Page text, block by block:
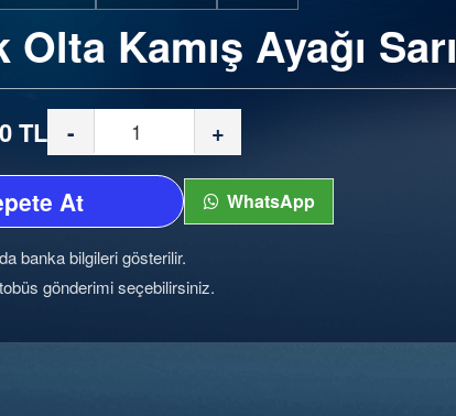
Kamış Ayağı Sarı
TL - +
At WhatsApp
banka bilgileri gösterilir.
gönderimi seçebilirsiniz.